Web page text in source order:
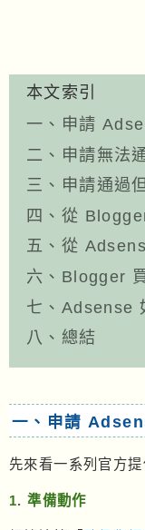
本文索引
一、申請
二、申請無法
三、申請通過
四、從
五、從
六、Blogger
七、Adsense
八、總結
一、申請
先來看一系列官方提
1. 準備動作